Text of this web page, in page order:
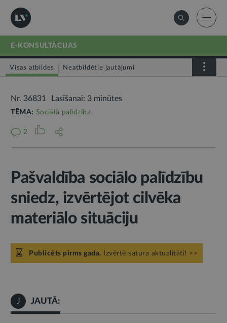
E-KONSULTĀCIJAS
Visas atbildes Neatbildētie jautājumi
Nr. 36831 Lasīšanai: 3 minūtes
TĒMA: Sociālā palīdzība
2
Pašvaldība sociālo palīdzību
sniedz, izvērtējot cilvēka
materiālo situāciju
Publicēts pirms gada. Izvērtē satura aktualitāti! >>
J JAUTĀ: